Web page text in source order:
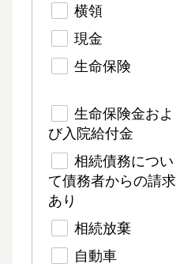
横領
現金
生命保険
生命保険金およ
び入院給付金
相続債務につい
て債務者からの請求
あり
相続放棄
自動車